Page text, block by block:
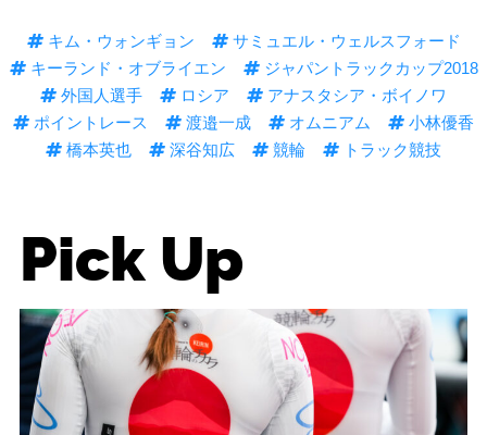
キム・ウォンギョン
サミュエル・ウェルスフォード
キーランド・オブライエン
ジャパントラックカップ2018
外国人選手
ロシア
アナスタシア・ボイノワ
ポイントレース
渡邉一成 オムニアム
小林優香
橋本英也
深谷知広 競輪 トラック競技
Pick Up